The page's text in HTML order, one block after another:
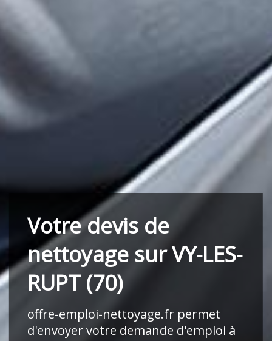
Votre devis de
nettoyage sur VY-LES-
RUPT (70)
offre-emploi-nettoyage.frpermet
d'envoyer votre demande d'emploi à